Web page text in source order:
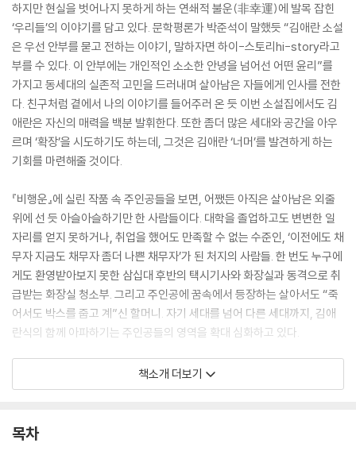
하지만 현실을 벗어나지 못하게 하는 연쇄적 불운(非幸運)에 발목 잡힌
‘우리들’의 이야기를 담고 있다. 문학평론가 박준석이 말했듯 “김애란 소설
은 우선 안부를 묻고 전하는 이야기, 말하자면 하이-스토리hi-story라고
부를 수 있다. 이 안부에는 개인적인 소소한 안녕을 넘어선 어떤 윤리”를
가지고 동세대의 실존적 고민을 드러내며 살아남은 자들에게 인사를 전한
다. 친구처럼 곁에서 나의 이야기를 들어주러 온 듯 이번 소설집에서도 김
애란은 자신의 매력을 백분 발휘한다. 또한 좀더 많은 세대와 공간을 아우
르며 ‘확장’을 시도하기도 하는데, 그것은 김애란 ‘너머’를 발견하게 하는
기회를 마련해줄 것이다.
『비행운』에 실린 작품 속 주인공들을 보면, 어쨌든 아직은 살아남은 외줄
위에 선 듯 아슬아슬하기만 한 사람들이다. 대학을 졸업하고도 변변한 일
자리를 얻지 못하거나, 취업을 했어도 만족할 수 없는 수준인, ‘이전에도 채
무자 지금도 채무자 좀더 나쁜 채무자’가 된 처지의 사람들. 한 번도 누구에
게도 환영받아보지 못한 삼십대 후반의 택시기사와 화장실과 동격으로 취
급받는 화장실 청소부. 그리고 주인공에 꿈속에서 등장하는 살아서도 “죽
어서도 박스를 줍고 계”신 할머니. 자기 세대를 넘어 다른 세대까지, 김애
란식의 함께 아파하기는 주인공들의 영역을 확대 심화하고 있다.
진정한 소통이 어려운 우리 시대의 우울과 소외를 자기 스타일로 혁파하면
서, 가장 감동적이면서도 의미심장한 이야기로 진정한 소통의 자장을 넓고
지겨웠던, 비행운과 맞씨름을 하느라 힘들었을 친구들에게 행운을 빌어준
책소개 더보기
목차